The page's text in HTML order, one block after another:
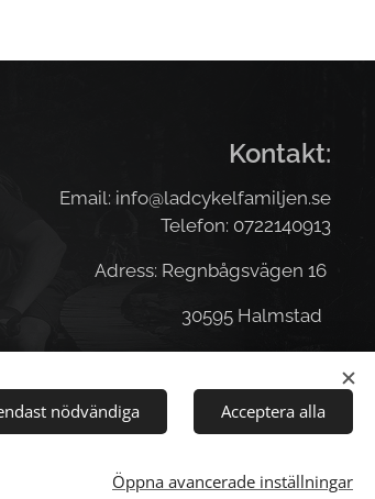
Kontakt:
Email: info@ladcykelfamiljen.se
Telefon: 0722140913
Adress: Regnbågsvägen 16
30595 Halmstad
nödvändiga Acceptera alla
Öppna avancerade inställningar